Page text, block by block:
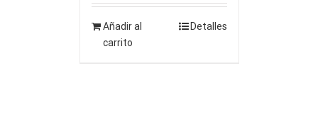
Añadir al
carrito
Detalles